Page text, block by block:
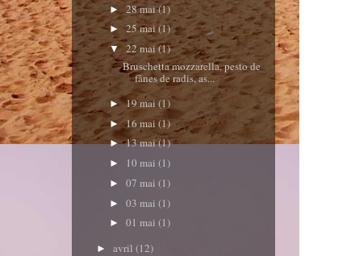
► 28 mai(1)
► 25 mai(1)
▼ 22 mai(1)
Bruschetta mozzarella, pesto de
fânes de radis, as...
►19 mai (1)
►16 mai (1)
►13 mai(1)
► 10 mai (1)
► 07 mai (1)
► 03 mai (1)
► 01 mai (1)
►avril(12)